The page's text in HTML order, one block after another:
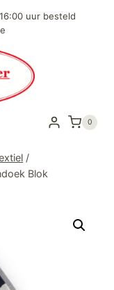
uur besteld
0
/
Blok